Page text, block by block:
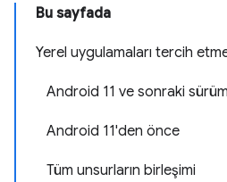
Bu sayfada
Yerel uygulamaları tercih
Android 11 ve sonraki
Android 11'den önce
Tüm unsurların birleşimi